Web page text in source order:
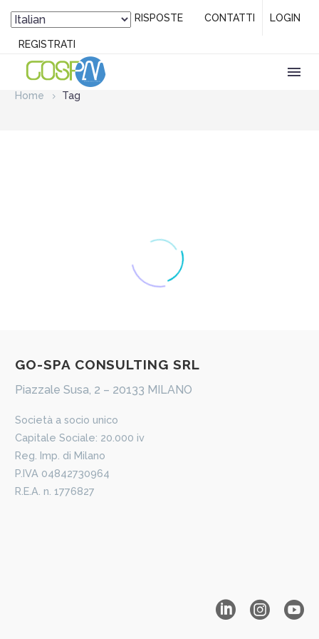
DOMANDE / RISPOSTE CONTATTI LOGIN
REGISTRATI
Home Tag
​GO-​​SPA CONSULTING SRL
Piazzale Susa, 2 – 20133 MILANO
​Società a socio unico
Capitale Sociale: 20.000 iv
Reg. Imp. di Milano
P.IVA 04842730964
R.E.A. n. 1776827